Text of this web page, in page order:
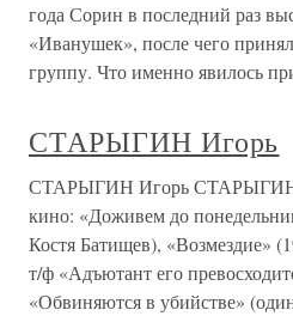
года Сорин в последний раз
«Иванушек», после чего
группу. Что именно явилось
СТАРЫГИН Игорь
СТАРЫГИН Игорь СТАРЫГИН
кино: «Доживем до
Костя Батищев), «Возмездие»
т/ф «Адъютант его
«Обвиняются в убийстве»